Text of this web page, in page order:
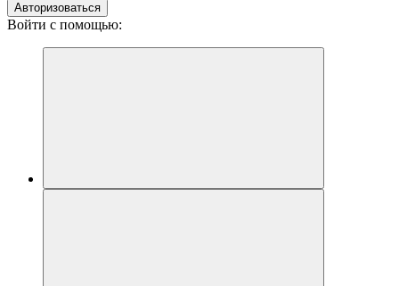
Авторизоваться
Войти с помощью: